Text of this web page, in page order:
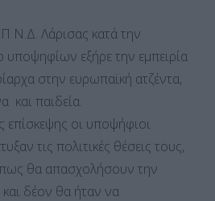
Ν.Δ. Λάρισας κατά την
εξήρε την εμπειρία
στην ευρωπαϊκή ατζέντα,
και παιδεία.
επίσκεψης οι υποψήφιοι
τις πολιτικές θέσεις τους,
πως θα απασχολήσουν την
δέον θα ήταν να